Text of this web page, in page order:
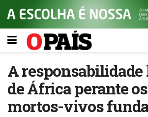
A
de África perante
mortos-vivos